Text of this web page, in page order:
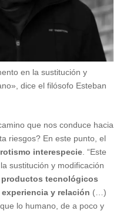
en la sustitución y
dice el filósofo Esteban
que nos conduce hacia
riesgos? En este punto, el
interespecie. “Este
sustitución y modificación
productos tecnológicos
y relación (…)
lo humano, de a poco y